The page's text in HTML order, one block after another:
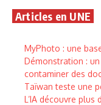
Articles en UNE
MyPhoto : une
Démonstration :
contaminer des
Taïwan teste une
L’IA découvre